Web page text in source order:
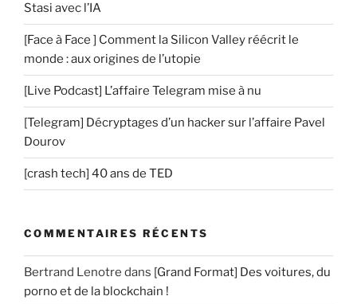
Stasi avec l’IA
[Face à Face ] Comment la Silicon Valley réécrit le
monde : aux origines de l’utopie
[Live Podcast] L’affaire Telegram mise à nu
[Telegram] Décryptages d’un hacker sur l’affaire Pavel
Dourov
[crash tech] 40 ans de TED
COMMENTAIRES RÉCENTS
Bertrand Lenotre dans [Grand Format] Des voitures, du
porno et de la blockchain !